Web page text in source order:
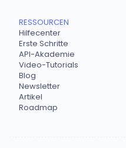
RESSOURCEN
Hilfecenter
Erste Schritte
API-Akademie
Video-Tutorials
Blog
Newsletter
Artikel
Roadmap